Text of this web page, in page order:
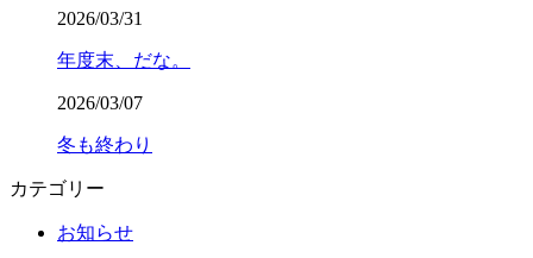
2026/03/31
年度末、だな。
2026/03/07
冬も終わり
カテゴリー
お知らせ